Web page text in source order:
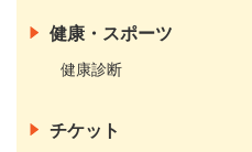
健康・スポーツ
健康診断
チケット